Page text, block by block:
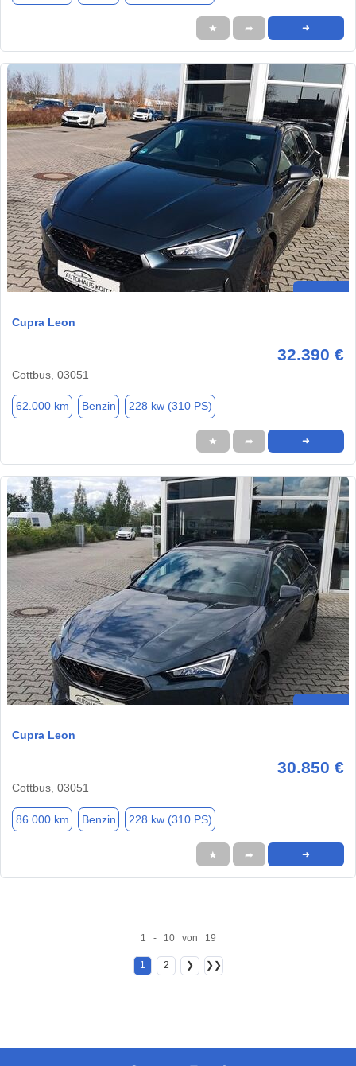
★ ➦ ➜
Cupra Leon
32.390 €
Cottbus, 03051
62.000 km Benzin 228 kw (310 PS)
★ ➦ ➜
Cupra Leon
30.850 €
Cottbus, 03051
86.000 km Benzin 228 kw (310 PS)
★ ➦ ➜
1 - 10 von 19
1 2 ❯ ❯❯